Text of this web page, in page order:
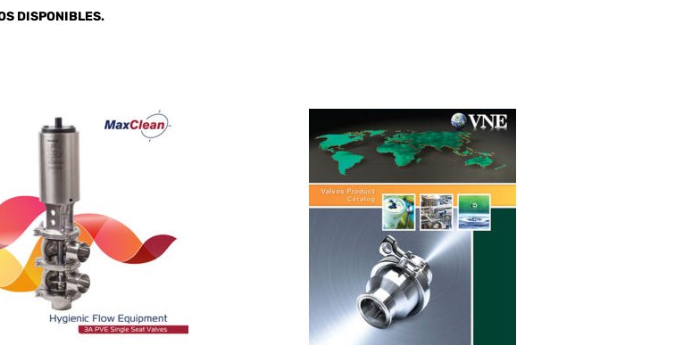
DISPONIBLES.